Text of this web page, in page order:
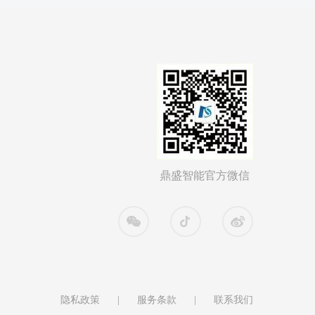
鼎盛智能官方微信
隐私政策 服务条款 联系我们